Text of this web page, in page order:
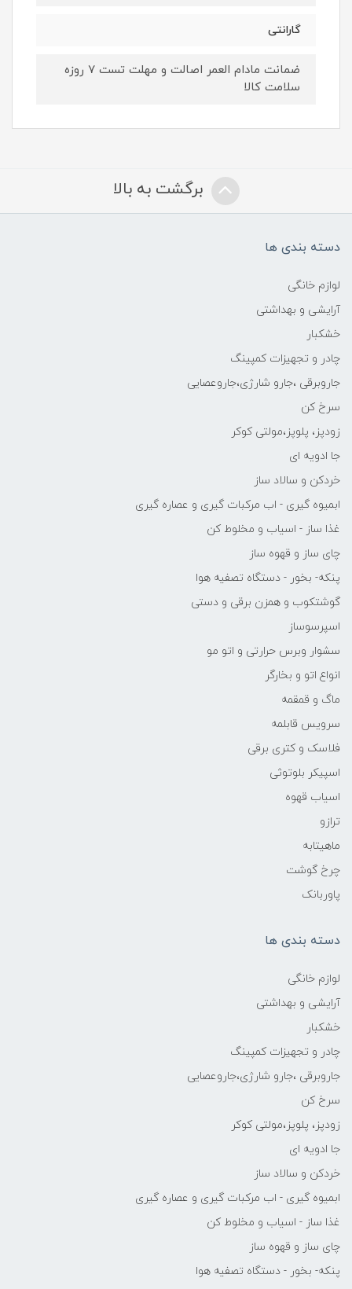
گارانتی
ضمانت مادام العمر اصالت و مهلت تست ۷ روزه
سلامت کالا
برگشت به بالا
دسته بندی ها
لوازم خانگی
آرایشی و بهداشتی
خشکبار
چادر و تجهیزات کمپینگ
جاروبرقی ،جارو شارژی،جاروعصایی
سرخ کن
زودپز، پلوپز،مولتی کوکر
جا ادویه ای
خردکن و سالاد ساز
ابمیوه گیری - اب مرکبات گیری و عصاره گیری
غذا ساز - اسیاب و مخلوط کن
چای ساز و قهوه ساز
پنکه- بخور - دستگاه تصفیه هوا
گوشتکوب و همزن برقی و دستی
اسپرسوساز
سشوار وبرس حرارتی و اتو مو
انواع اتو و بخارگر
ماگ و قمقمه
سرویس قابلمه
فلاسک و کتری برقی
اسپیکر بلوتوثی
اسیاب قهوه
ترازو
ماهیتابه
چرخ گوشت
پاوربانک
دسته بندی ها
لوازم خانگی
آرایشی و بهداشتی
خشکبار
چادر و تجهیزات کمپینگ
جاروبرقی ،جارو شارژی،جاروعصایی
سرخ کن
زودپز، پلوپز،مولتی کوکر
جا ادویه ای
خردکن و سالاد ساز
ابمیوه گیری - اب مرکبات گیری و عصاره گیری
غذا ساز - اسیاب و مخلوط کن
چای ساز و قهوه ساز
پنکه- بخور - دستگاه تصفیه هوا